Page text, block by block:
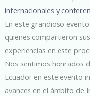
internacionales y
En este grandioso
quienes compartieron
experiencias en este
Nos sentimos honrados
Ecuador en este evento
avances en el ámbito de